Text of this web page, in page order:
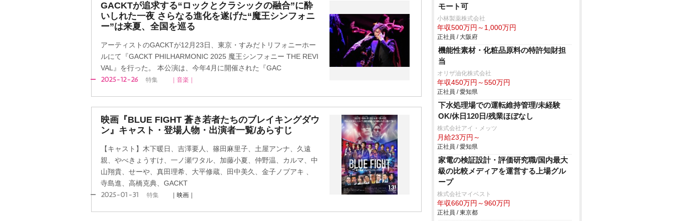
GACKTが追求する“ロックとクラシックの融合”に酔
いしれた一夜 さらなる進化を遂げた“魔王シンフォニ
ー”は来夏、全国を巡る
アーティストのGACKTが12月23日、東京・すみだトリフォニーホー
ルにて『GACKT PHILHARMONIC 2025 魔王シンフォニー THE REVI
VAL』を行った。 本公演は、今年4月に開催された『GAC
2025-12-26 特集 ｜音楽｜
映画『BLUE FIGHT 蒼き若者たちのブレイキングダウ
ン』キャスト・登場人物・出演者一覧/あらすじ
【キャスト】木下暖日、吉澤要人、篠田麻里子、土屋アンナ、久遠
親、やべきょうすけ、一ノ瀬ワタル、加藤小夏、仲野温、カルマ、中
山翔貴、せーや、真田理希、大平修蔵、田中美久、金子ノブアキ 、
寺島進、高橋克典、GACKT
2025-01-31 特集 ｜映画｜
モート可
小林製薬株式会社
年収500万円～1,000万円
正社員 / 大阪府
機能性素材・化粧品原料の特許知財担
当
オリザ油化株式会社
年収450万円～550万円
正社員 / 愛知県
下水処理場での運転維持管理/未経験
OK/休日120日/残業ほぼなし
株式会社アイ・メッツ
月給23万円～
正社員 / 愛知県
家電の検証設計・評価研究職/国内最大
級の比較メディアを運営する上場グル
ープ
株式会社マイベスト
年収660万円～960万円
正社員 / 東京都